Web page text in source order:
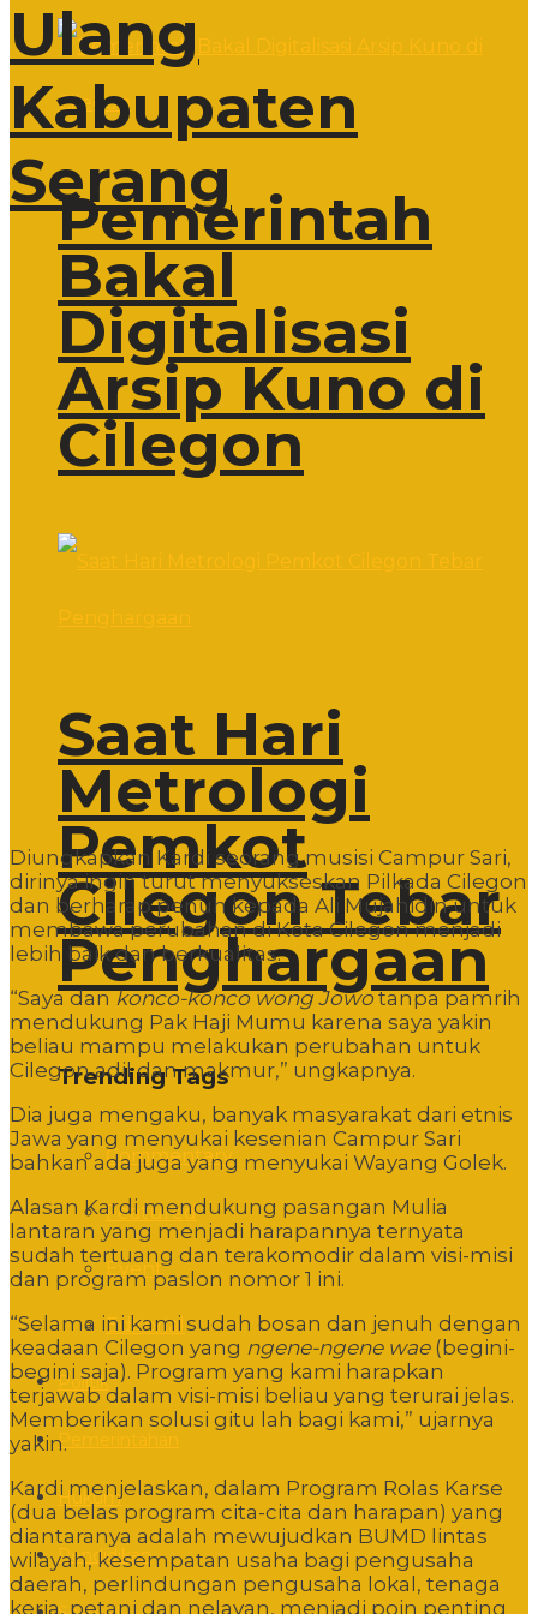
Pemerintah
Bakal
Digitalisasi
Arsip Kuno di
Cilegon
Saat Hari
Metrologi
Pemkot
Cilegon Tebar
Penghargaan
Trending Tags
Commentary
Featured
Event
Editorial
Politik
Pemerintahan
Hukum
Pendidikan
Ulang
Kabupaten
Serang
Diungkapkan Kardi seorang musisi Campur Sari,
dirinya ingin turut menyukseskan Pilkada Cilegon
dan berharap penuh kepada Ali Mujahidin untuk
membawa perubahan di Kota Cilegon menjadi
lebih baik dan berkualitas.
“Saya dankonco-konco wong Jowotanpa pamrih
mendukung Pak Haji Mumu karena saya yakin
beliau mampu melakukan perubahan untuk
Cilegon adil dan makmur,” ungkapnya.
Dia juga mengaku, banyak masyarakat dari etnis
Jawa yang menyukai kesenian Campur Sari
bahkan ada juga yang menyukai Wayang Golek.
Alasan Kardi mendukung pasangan Mulia
lantaran yang menjadi harapannya ternyata
sudah tertuang dan terakomodir dalam visi-misi
dan program paslon nomor 1 ini.
“Selama ini kami sudah bosan dan jenuh dengan
keadaan Cilegon yang ngene-ngene wae(begini-
begini saja). Program yang kami harapkan
terjawab dalam visi-misi beliau yang terurai jelas.
Memberikan solusi gitu lah bagi kami,” ujarnya
yakin.
Kardi menjelaskan, dalam Program Rolas Karse
(dua belas program cita-cita dan harapan) yang
diantaranya adalah mewujudkan BUMD lintas
wilayah, kesempatan usaha bagi pengusaha
daerah, perlindungan pengusaha lokal, tenaga
kerja, petani dan nelayan, menjadi poin penting